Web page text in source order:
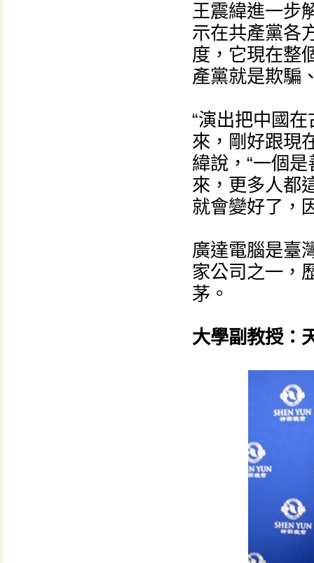
王震緯進一步
示在共產黨各
度，它現在整
產黨就是欺騙
“演出把中國
來，剛好跟現
緯說，“一個
來，更多人都
就會變好了，
廣達電腦是臺
家公司之一，
茅。
大學副教授：